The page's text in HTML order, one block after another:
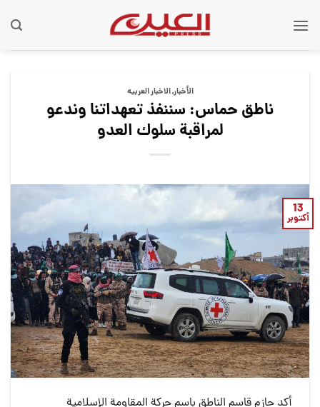
الأخبار,الاخبار العربيه
ناطق حماس: سننفذ تعهداتنا وندعو
لمراقبة سلوك العدو
13
أكتوبر
أكد حازم قاسم الناطق باسم حركة المقاومة الإسلامية